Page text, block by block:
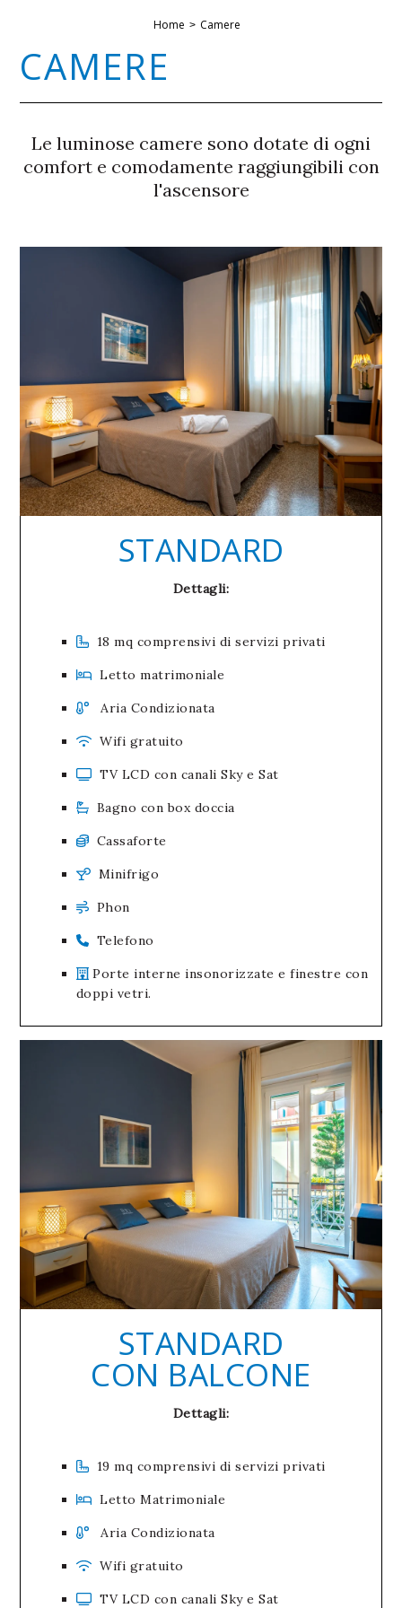
Home Camere
CAMERE
Le luminose camere sono dotate di ogni
comfort e comodamente raggiungibili con
l'ascensore
STANDARD
Dettagli:
18 mq comprensivi di servizi privati
Letto matrimoniale
Aria Condizionata
Wifi gratuito
TV LCD con canali Sky e Sat
Bagno con box doccia
Cassaforte
Minifrigo
Phon
Telefono
Porte interne insonorizzate e finestre con
doppi vetri.
STANDARD
CON BALCONE
Dettagli:
19 mq comprensivi di servizi privati
Letto Matrimoniale
Aria Condizionata
Wifi gratuito
TV LCD con canali Sky e Sat